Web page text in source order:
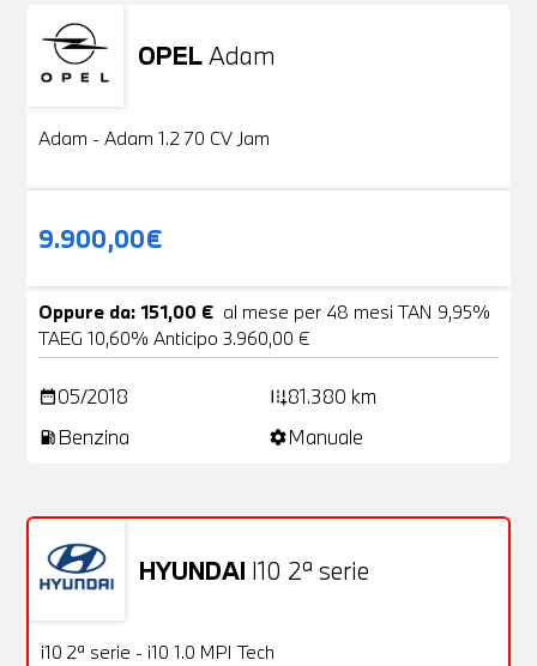
OPELAdam
Usato
Adam - Adam 1.2 70 CV Jam
9.900,00€
Oppure da: 151,00 € al mese per 48 mesi TAN 9,95%
TAEG 10,60% Anticipo 3.960,00 €
date_range05/2018 add_road81.380 km
local_gas_station Benzina settingsManuale
HYUNDAI I10 2ª serie
OFFERTA
Usato
i10 2ª serie - i10 1.0 MPI Tech